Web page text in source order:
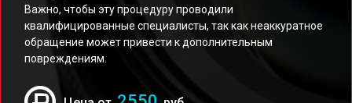
Важно, чтобы эту процедуру проводили
квалифицированные специалисты, так как неаккуратное
обращение может привести к дополнительным
повреждениям.